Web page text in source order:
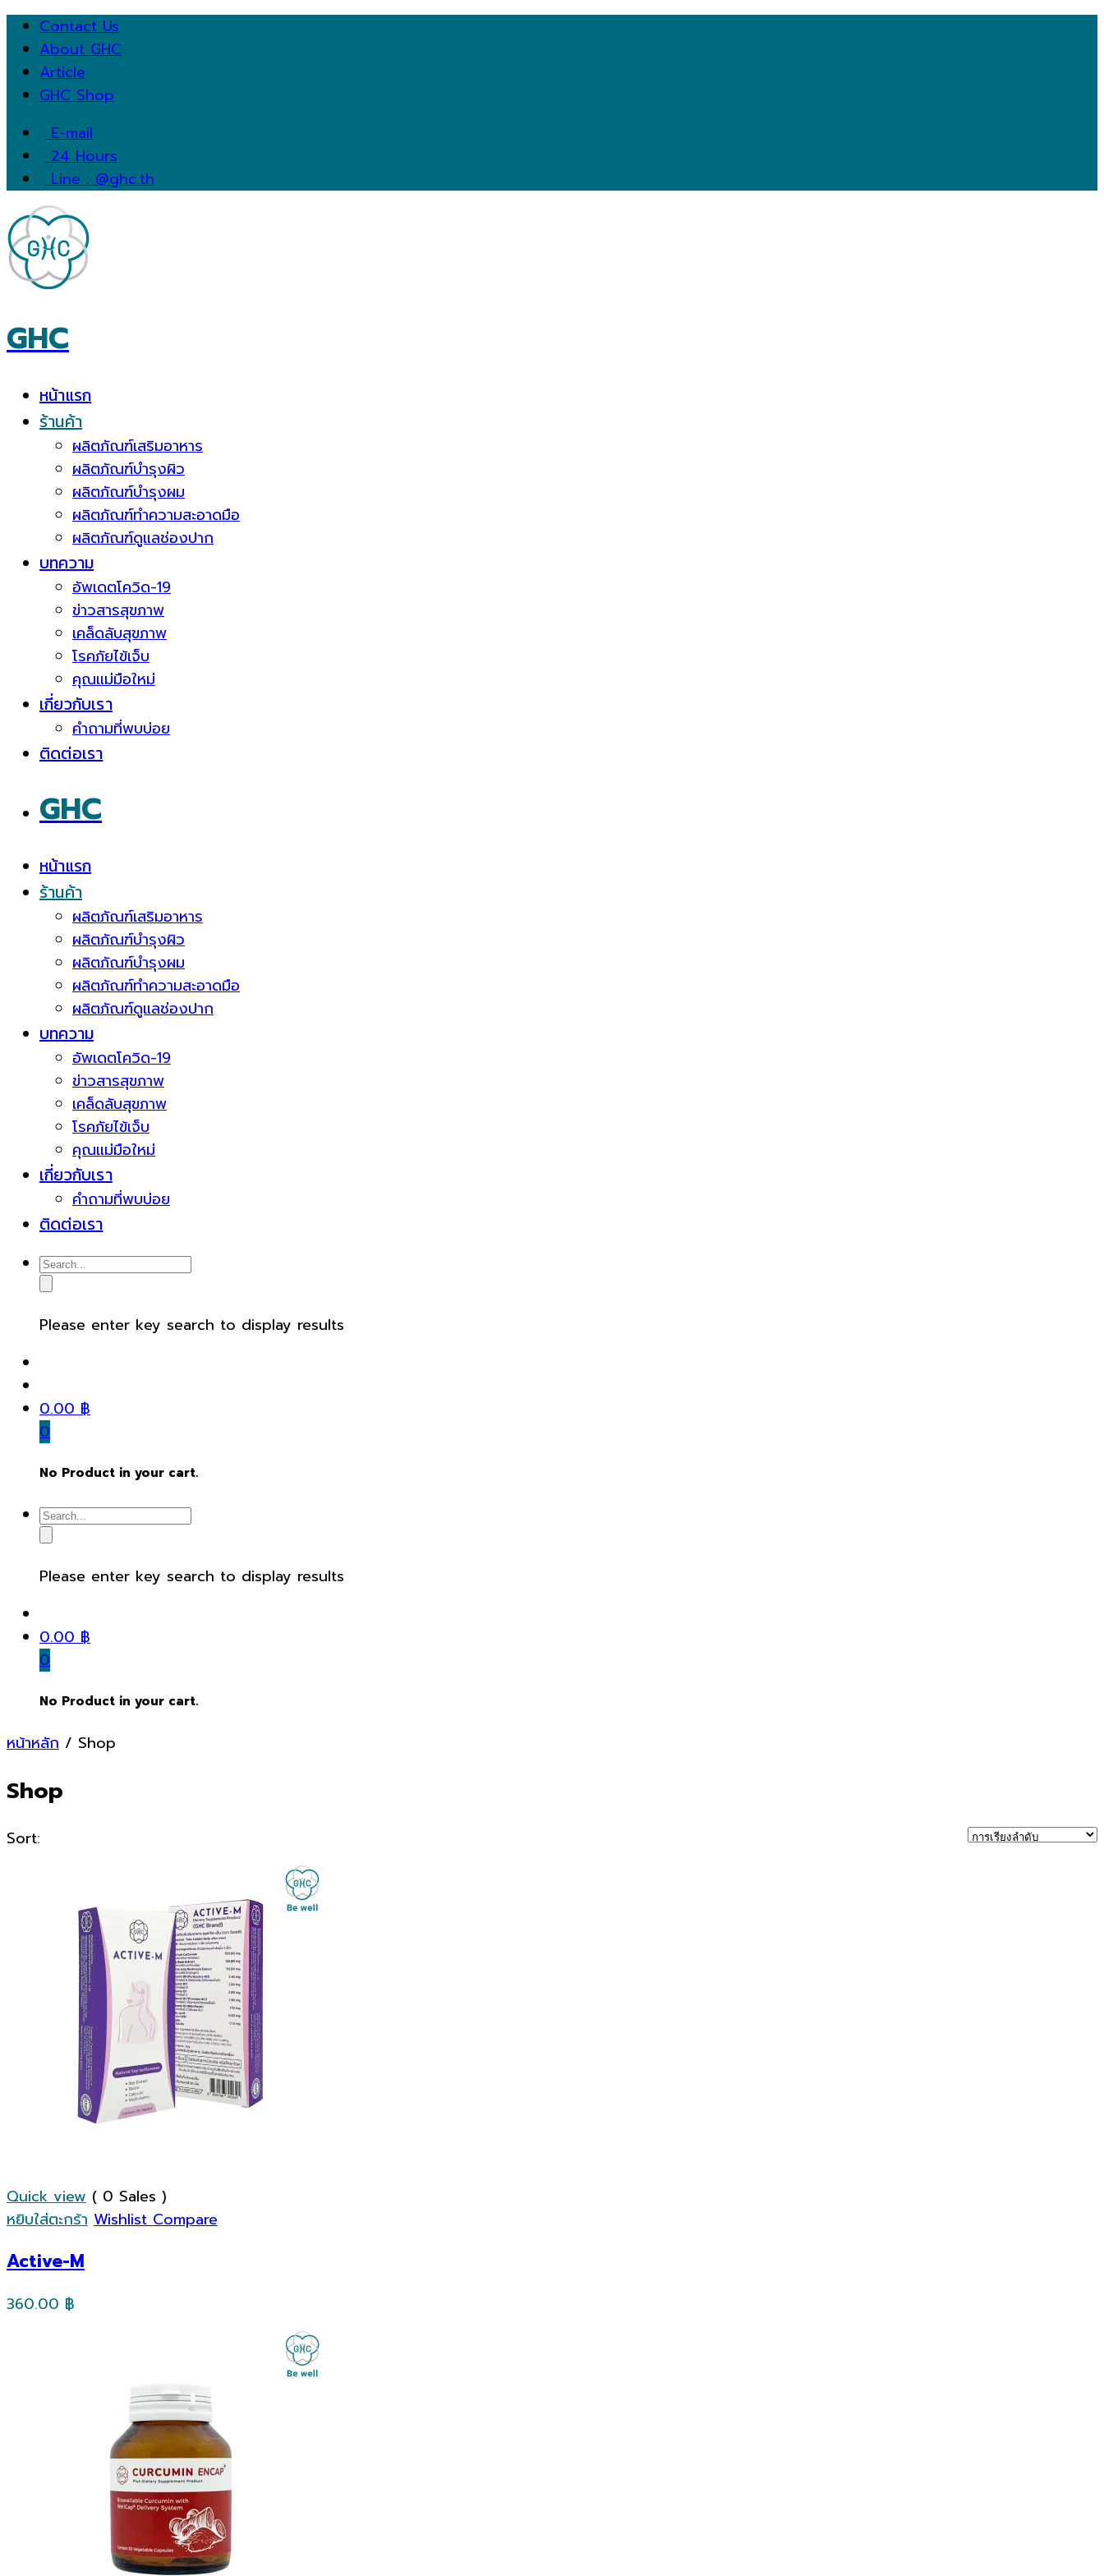
Contact Us
About GHC
Article
GHC Shop
E-mail
24 Hours
Line : @ghc.th
GHC
หน้าแรก
ร้านค้า
ผลิตภัณฑ์เสริมอาหาร
ผลิตภัณฑ์บำรุงผิว
ผลิตภัณฑ์บำรุงผม
ผลิตภัณฑ์ทำความสะอาดมือ
ผลิตภัณฑ์ดูแลช่องปาก
บทความ
อัพเดตโควิด-19
ข่าวสารสุขภาพ
เคล็ดลับสุขภาพ
โรคภัยไข้เจ็บ
คุณแม่มือใหม่
เกี่ยวกับเรา
คำถามที่พบบ่อย
ติดต่อเรา
GHC
หน้าแรก
ร้านค้า
ผลิตภัณฑ์เสริมอาหาร
ผลิตภัณฑ์บำรุงผิว
ผลิตภัณฑ์บำรุงผม
ผลิตภัณฑ์ทำความสะอาดมือ
ผลิตภัณฑ์ดูแลช่องปาก
บทความ
อัพเดตโควิด-19
ข่าวสารสุขภาพ
เคล็ดลับสุขภาพ
โรคภัยไข้เจ็บ
คุณแม่มือใหม่
เกี่ยวกับเรา
คำถามที่พบบ่อย
ติดต่อเรา
Please enter key search to display results
0.00฿
0
No Product in your cart.
Please enter key search to display results
0.00฿
0
No Product in your cart.
หน้าหลัก / Shop
Shop
Sort:
Quick view ( 0 Sales )
หยิบใส่ตะกร้า Wishlist Compare
Active-M
360.00 ฿